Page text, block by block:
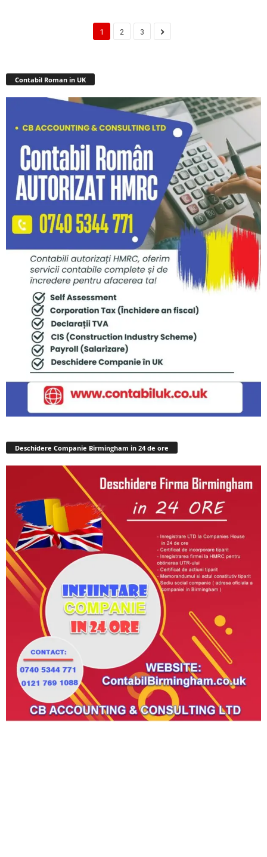
1 2 3
Contabil Roman in UK
Deschidere Companie Birmingham in 24 de ore